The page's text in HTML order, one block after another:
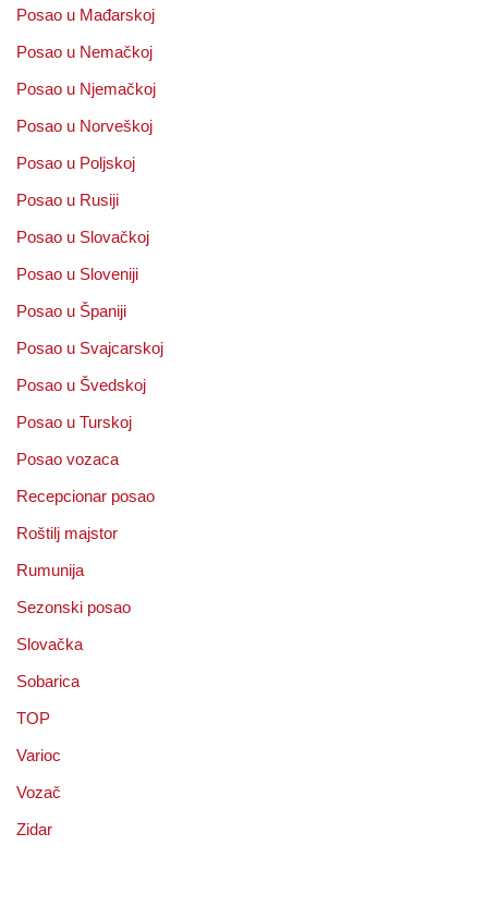
Posao u Mađarskoj
Posao u Nemačkoj
Posao u Njemačkoj
Posao u Norveškoj
Posao u Poljskoj
Posao u Rusiji
Posao u Slovačkoj
Posao u Sloveniji
Posao u Španiji
Posao u Svajcarskoj
Posao u Švedskoj
Posao u Turskoj
Posao vozaca
Recepcionar posao
Roštilj majstor
Rumunija
Sezonski posao
Slovačka
Sobarica
TOP
Varioc
Vozač
Zidar